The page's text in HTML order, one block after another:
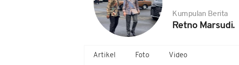
Kumpulan Berita
Retno Marsudi.
Artikel Foto Video